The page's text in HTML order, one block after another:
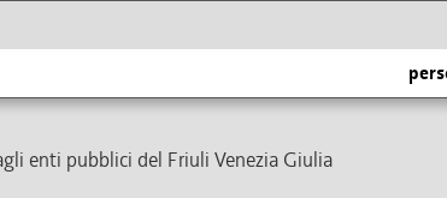
enti pubblici del Friuli Venezia Giulia